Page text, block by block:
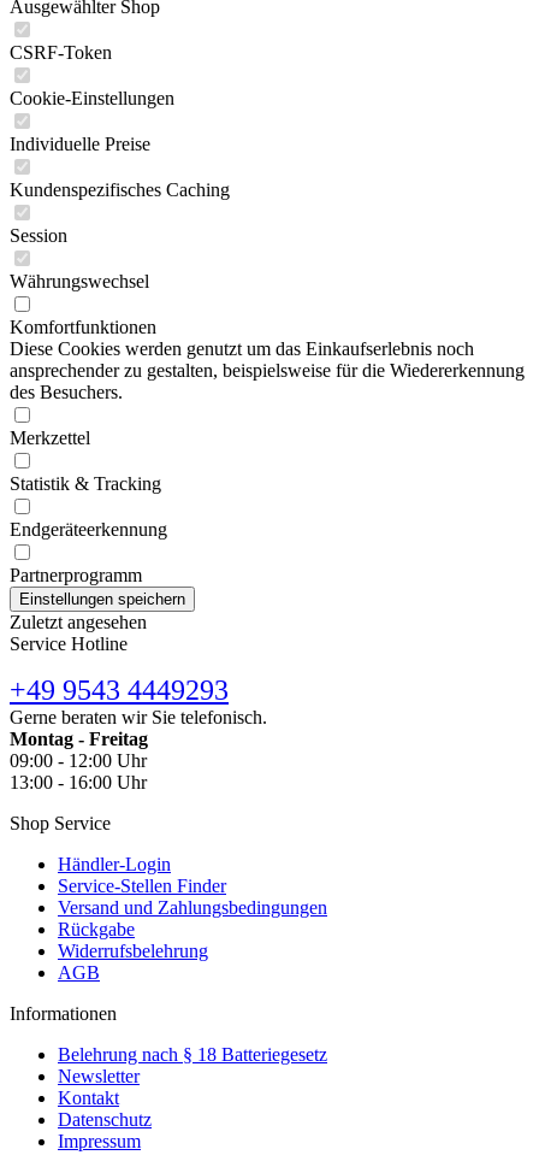
Ausgewählter Shop
CSRF-Token
Cookie-Einstellungen
Individuelle Preise
Kundenspezifisches Caching
Session
Währungswechsel
Komfortfunktionen
Diese Cookies werden genutzt um das Einkaufserlebnis noch
ansprechender zu gestalten, beispielsweise für die Wiedererkennung
des Besuchers.
Merkzettel
Statistik & Tracking
Endgeräteerkennung
Partnerprogramm
Zuletzt angesehen
Service Hotline
+49 9543 4449293
Gerne beraten wir Sie telefonisch.
Montag - Freitag
09:00 - 12:00 Uhr
13:00 - 16:00 Uhr
Shop Service
Händler-Login
Service-Stellen Finder
Versand und Zahlungsbedingungen
Rückgabe
Widerrufsbelehrung
AGB
Informationen
Belehrung nach § 18 Batteriegesetz
Newsletter
Kontakt
Datenschutz
Impressum